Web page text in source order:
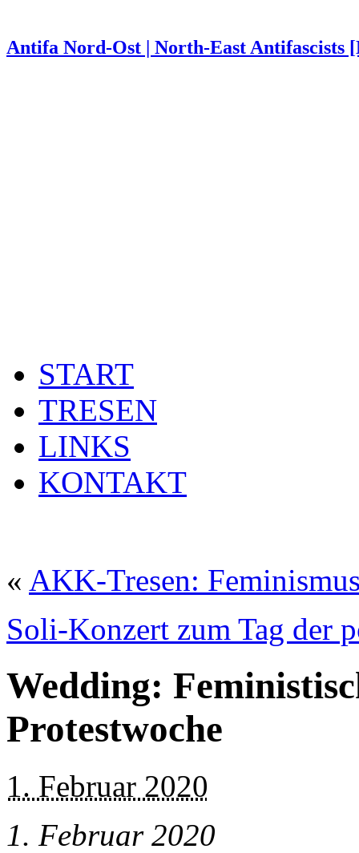
Antifa Nord-Ost | North-East Antifascists
START
TRESEN
LINKS
KONTAKT
« AKK-Tresen:
Soli-Konzert zum Tag der
Wedding:
Protestwoche
1. Februar 2020
1. Februar 2020